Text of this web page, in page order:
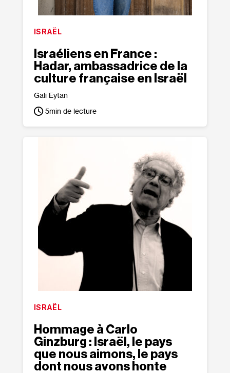
ISRAËL
Israéliens en France :
Hadar, ambassadrice de la
culture française en Israël
Gali Eytan
5min de lecture
ISRAËL
Hommage à Carlo
Ginzburg : Israël, le pays
que nous aimons, le pays
dont nous avons honte